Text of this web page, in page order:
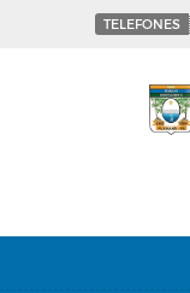
TELEFONES